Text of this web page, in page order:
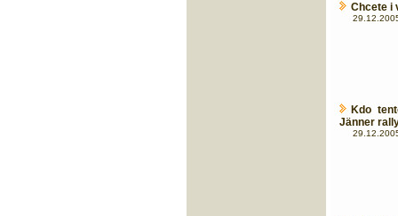
Chcete i
Kdo
Jänner